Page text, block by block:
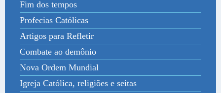
Fim dos tempos
Profecias Católicas
Artigos para Refletir
Combate ao demônio
Nova Ordem Mundial
Igreja Católica, religiões e seitas